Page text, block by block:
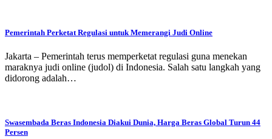
Pemerintah Perketat Regulasi untuk Memerangi Judi Online
Jakarta – Pemerintah terus memperketat regulasi guna menekan
maraknya judi online (judol) di Indonesia. Salah satu langkah yang
didorong adalah…
Swasembada Beras Indonesia Diakui Dunia, Harga Beras Global Turun 44
Persen